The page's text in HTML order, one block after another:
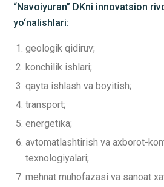
“Navoiyuran” DKni innovatsion
yo‘nalishlari:
geologik qidiruv;
konchilik ishlari;
qayta ishlash va boyitish;
transport;
energetika;
avtomatlashtirish va axborot-
texnologiyalari;
mehnat muhofazasi va sanoat